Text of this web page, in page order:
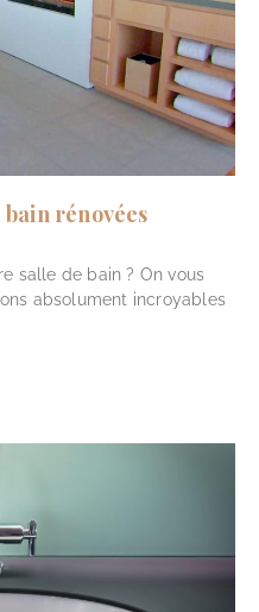
rénovées
salle de bain ? On vous
absolument incroyables